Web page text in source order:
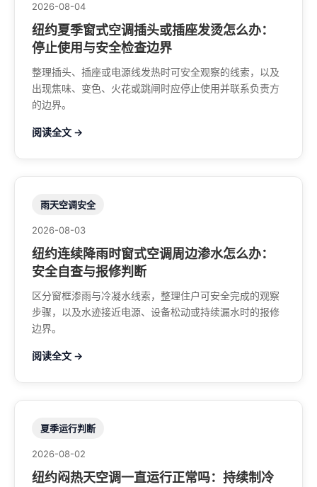
2026-08-04
纽约夏季窗式空调插头或插座发烫怎么办：
停止使用与安全检查边界
整理插头、插座或电源线发热时可安全观察的线索，以及
出现焦味、变色、火花或跳闸时应停止使用并联系负责方
的边界。
阅读全文 →
雨天空调安全
2026-08-03
纽约连续降雨时窗式空调周边渗水怎么办：
安全自查与报修判断
区分窗框渗雨与冷凝水线索，整理住户可安全完成的观察
步骤，以及水迹接近电源、设备松动或持续漏水时的报修
边界。
阅读全文 →
夏季运行判断
2026-08-02
纽约闷热天空调一直运行正常吗：持续制冷